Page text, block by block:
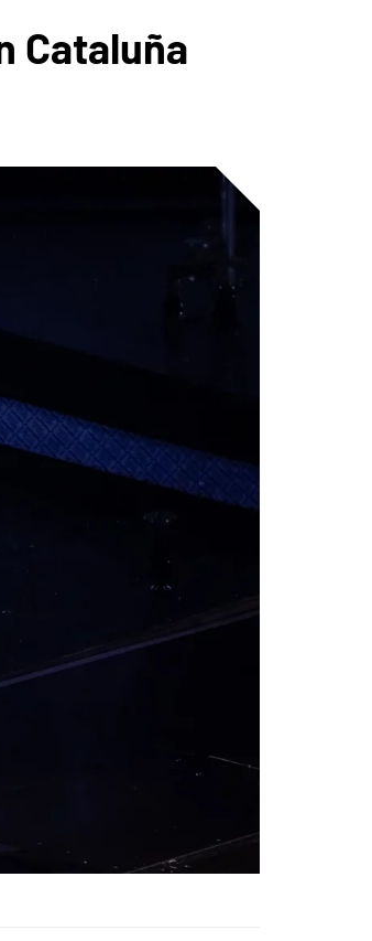
Cataluña